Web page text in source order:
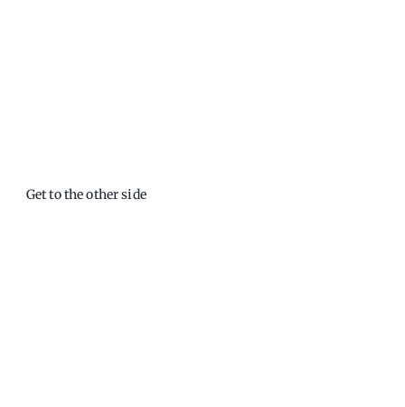
Get to the other side